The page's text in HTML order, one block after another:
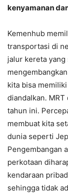
kenyamanan
Kemenhub
transportasi di
jalur kereta yang
kita bisa
diandalkan. MRT
tahun ini.
membuat kita
dunia seperti
Pengembangan
perkotaan
kendaraan
sehingga tidak